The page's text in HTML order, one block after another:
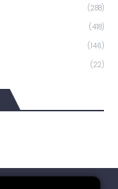
(288)
(418)
(146)
(22)